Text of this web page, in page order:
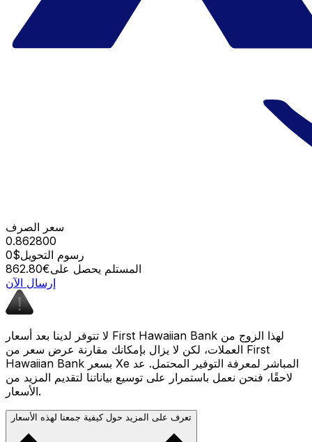
سعر الصرف
0.862800
رسوم التحويل$0
المستلم يحصل على€862.80
إرسال الآن
لا تتوفر لدينا بعد أسعار First Hawaiian Bank لهذا الزوج من
العملات، لكن لا يزال بإمكانك مقارنة عرض سعر من First
Hawaiian Bank بسعر Xe المباشر لمعرفة التوفير المحتمل. عد
لاحقًا، فنحن نعمل باستمرار على توسيع بياناتنا لتقديم المزيد من
الأسعار.
تعرف على المزيد حول كيفية جمعنا لهذه الأسعار